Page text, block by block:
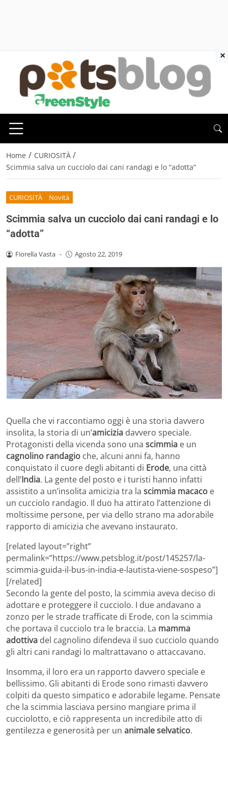
Home / CURIOSITÀ /
Scimmia salva un cucciolo dai cani randagi e lo “adotta”
CURIOSITÀ Novità
Scimmia salva un cucciolo dai cani randagi e lo
“adotta”
Fiorella Vasta - Agosto 22, 2019
Quella che vi raccontiamo oggi è una storia davvero
insolita, la storia di un’amicizia davvero speciale.
Protagonisti della vicenda sono una scimmia e un
cagnolino randagio che, alcuni anni fa, hanno
conquistato il cuore degli abitanti di Erode, una città
dell’India. La gente del posto e i turisti hanno infatti
assistito a un’insolita amicizia tra la scimmia macaco e
un cucciolo randagio. Il duo ha attirato l’attenzione di
moltissime persone, per via dello strano ma adorabile
rapporto di amicizia che avevano instaurato.
[related layout=”right”
permalink=”https://www.petsblog.it/post/145257/la-
scimmia-guida-il-bus-in-india-e-lautista-viene-sospeso”]
[/related]
Secondo la gente del posto, la scimmia aveva deciso di
adottare e proteggere il cucciolo. I due andavano a
zonzo per le strade trafficate di Erode, con la scimmia
che portava il cucciolo tra le braccia. La mamma
adottiva del cagnolino difendeva il suo cucciolo quando
gli altri cani randagi lo maltrattavano o attaccavano.
Insomma, il loro era un rapporto davvero speciale e
bellissimo. Gli abitanti di Erode sono rimasti davvero
colpiti da questo simpatico e adorabile legame. Pensate
che la scimmia lasciava persino mangiare prima il
cucciolotto, e ciò rappresenta un incredibile atto di
gentilezza e generosità per un animale selvatico.
×